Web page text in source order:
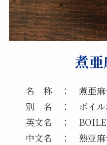
煮
名 称 ： 煮亜麻
別 名 ： ボイル
英文名 ：
中文名 ： 熟亚麻